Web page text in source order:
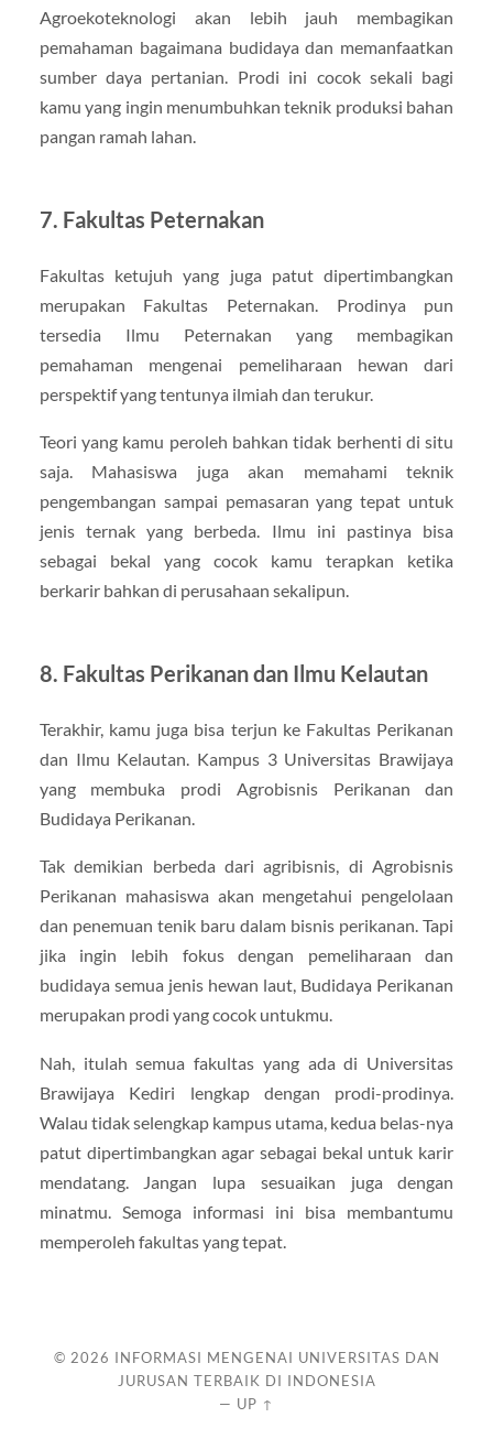
Agroekoteknologi akan lebih jauh membagikan
pemahaman bagaimana budidaya dan memanfaatkan
sumber daya pertanian. Prodi ini cocok sekali bagi
kamu yang ingin menumbuhkan teknik produksi bahan
pangan ramah lahan.
7. Fakultas Peternakan
Fakultas ketujuh yang juga patut dipertimbangkan
merupakan Fakultas Peternakan. Prodinya pun
tersedia Ilmu Peternakan yang membagikan
pemahaman mengenai pemeliharaan hewan dari
perspektif yang tentunya ilmiah dan terukur.
Teori yang kamu peroleh bahkan tidak berhenti di situ
saja. Mahasiswa juga akan memahami teknik
pengembangan sampai pemasaran yang tepat untuk
jenis ternak yang berbeda. Ilmu ini pastinya bisa
sebagai bekal yang cocok kamu terapkan ketika
berkarir bahkan di perusahaan sekalipun.
8. Fakultas Perikanan dan Ilmu Kelautan
Terakhir, kamu juga bisa terjun ke Fakultas Perikanan
dan Ilmu Kelautan. Kampus 3 Universitas Brawijaya
yang membuka prodi Agrobisnis Perikanan dan
Budidaya Perikanan.
Tak demikian berbeda dari agribisnis, di Agrobisnis
Perikanan mahasiswa akan mengetahui pengelolaan
dan penemuan tenik baru dalam bisnis perikanan. Tapi
jika ingin lebih fokus dengan pemeliharaan dan
budidaya semua jenis hewan laut, Budidaya Perikanan
merupakan prodi yang cocok untukmu.
Nah, itulah semua fakultas yang ada di Universitas
Brawijaya Kediri lengkap dengan prodi-prodinya.
Walau tidak selengkap kampus utama, kedua belas-nya
patut dipertimbangkan agar sebagai bekal untuk karir
mendatang. Jangan lupa sesuaikan juga dengan
minatmu. Semoga informasi ini bisa membantumu
memperoleh fakultas yang tepat.
© 2026 INFORMASI MENGENAI UNIVERSITAS DAN
JURUSAN TERBAIK DI INDONESIA
— UP ↑